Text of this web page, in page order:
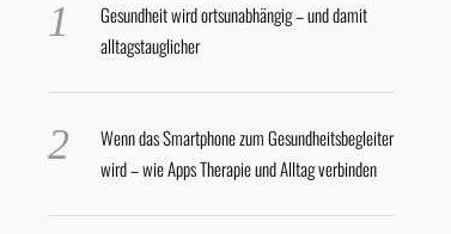
Gesundheit wird ortsunabhängig – und damit
alltagstauglicher
Wenn das Smartphone zum Gesundheitsbegleiter
wird – wie Apps Therapie und Alltag verbinden